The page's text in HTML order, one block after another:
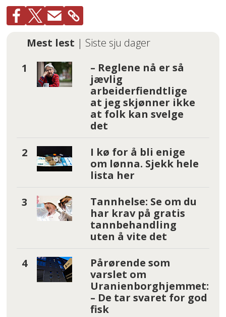
Mest lest | Siste sju dager
– Reglene nå er så
jævlig
arbeiderfiendtlige
at jeg skjønner ikke
at folk kan svelge
det
I kø for å bli enige
om lønna. Sjekk hele
lista her
Tannhelse: Se om du
har krav på gratis
tannbehandling
uten å vite det
Pårørende som
varslet om
Uranienborghjemmet:
– De tar svaret for god
fisk